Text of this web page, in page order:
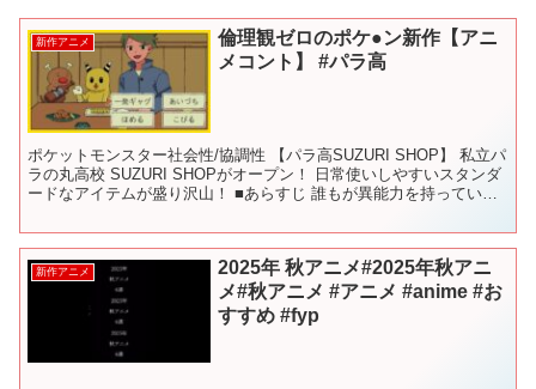
新作アニメ
倫理観ゼロのポケ●ン新作【アニ
メコント】 #パラ高
ポケットモンスター社会性/協調性 【パラ高SUZURI SHOP】 私立パ
ラの丸高校 SUZURI SHOPがオープン！ 日常使いしやすいスタンダ
ードなアイテムが盛り沢山！ ■あらすじ 誰もが異能力を持っている
新作アニメ
2025年 秋アニメ#2025年秋アニ
メ#秋アニメ #アニメ #anime #お
すすめ #fyp